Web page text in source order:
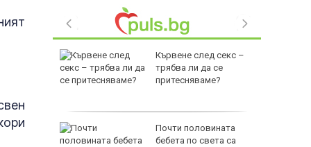
Кървене след секс –
трябва ли да се
притесняваме?
Почти половината
бебета по света са